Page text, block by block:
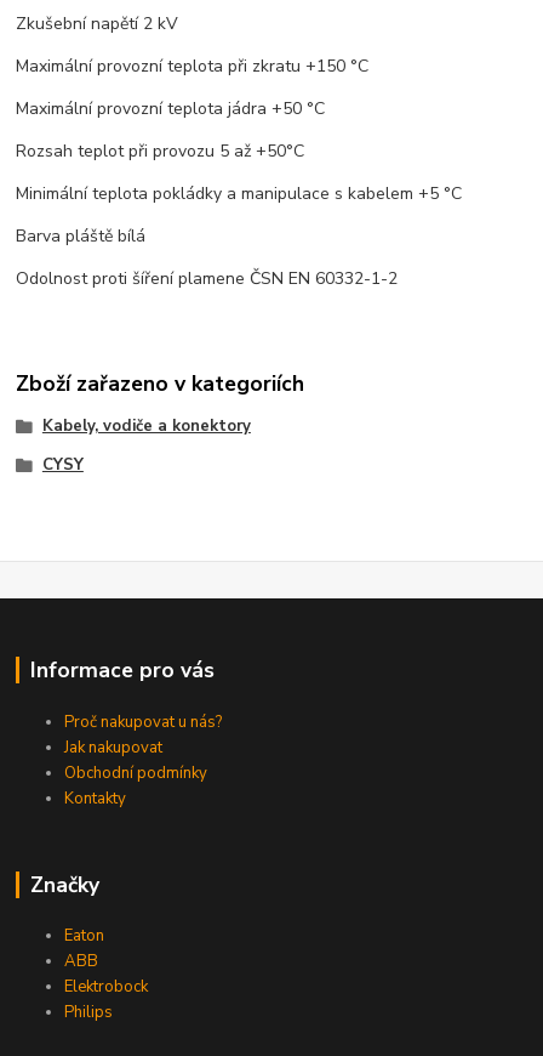
Zkušební napětí 2 kV
Maximální provozní teplota při zkratu +150 °C
Maximální provozní teplota jádra +50 °C
Rozsah teplot při provozu 5 až +50°C
Minimální teplota pokládky a manipulace s kabelem +5 °C
Barva pláště bílá
Odolnost proti šíření plamene ČSN EN 60332-1-2
Zboží zařazeno v kategoriích
Kabely, vodiče a konektory
CYSY
Informace pro vás
Proč nakupovat u nás?
Jak nakupovat
Obchodní podmínky
Kontakty
Značky
Eaton
ABB
Elektrobock
Philips